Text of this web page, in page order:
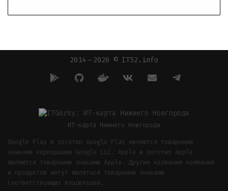
2014 — 2026 © IT52.info
ИТ-карта Нижнего Новгорода
Google Play и логотип Google Play являются товарными
знаками корпорации Google LLC. Apple и логотип Apple
являются товарными знаками Apple. Другие названия компаний
и продуктов могут являться товарными знаками
соответствующих владельцев.